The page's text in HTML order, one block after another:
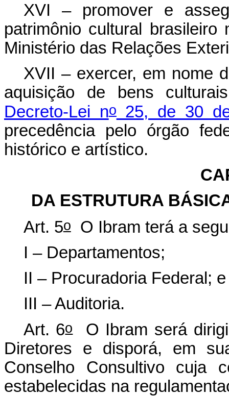
XVI – promover e
patrimônio cultural
Ministério das Relações
XVII – exercer, em nome
aquisição de bens
Decreto-Lei no25, de 30 de
precedência pelo órgão
histórico e artístico.
DA ESTRUTURA
Art. 5oO Ibram terá a
I – Departamentos;
II – Procuradoria Federal; e
III – Auditoria.
Art. 6oO Ibram será
Diretores e disporá, em
Conselho Consultivo cuja
estabelecidas na